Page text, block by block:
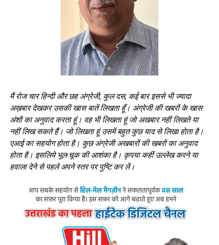
मैं रोज चार हिन्दी और छह अंग्रेजी, कुल दस, कई बार इससे भी ज्यादा
अख़बार देखकर उसकी खास बातें लिखता हूँ। अंग्रेजी की खबरों के खास
अंशों का अनुवाद करता हूं। वह भी लिखता हूं जो अखबार नहीं लिखते या
नहीं लिख सकते हैं। जो लिखता हूं उसमें बहुत कुछ याद से लिखा होता है।
एआई का सहयोग होता है। कुछ अंग्रेजी अखबारों की खबरों का अनुवाद
होता है। इसलिये भूल-चूक की आशंका है। कृपया कहीं उल्लेख करने या
हवाला देने से पहले अपने स्तर पर पुष्टि कर लें।